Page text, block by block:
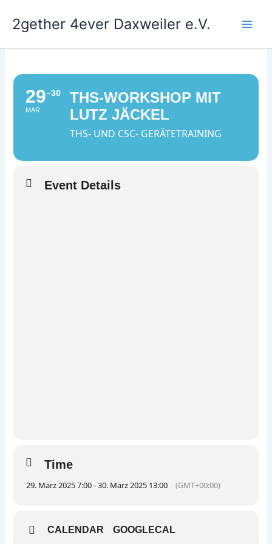
Inhalt
springen
2gether 4ever Daxweiler e.V.
29
MAR
30
THS-WORKSHOP MIT
LUTZ JÄCKEL
THS- UND CSC- GERÄTETRAINING
Event Details
Time
29. März 2025 7:00 - 30. März 2025 13:00 (GMT+00:00)
CALENDAR GOOGLECAL